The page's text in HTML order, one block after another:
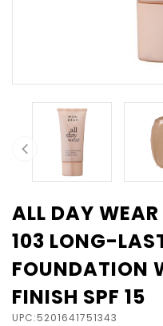
ALL DAY
103 LONG-
FOUNDATION
FINISH SPF 15
UPC:5201641751343